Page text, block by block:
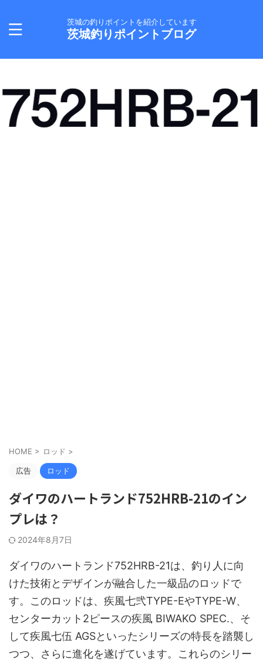
茨城の釣りポイントを紹介しています
茨城釣りポイントブログ
HOME > ロッド >
広告 ロッド
ダイワのハートランド752HRB-21のイン
プレは？
2024年8月7日
ダイワのハートランド752HRB-21は、釣り人に向
けた技術とデザインが融合した一級品のロッドで
す。このロッドは、疾風七弐TYPE-EやTYPE-W、
センターカット2ピースの疾風 BIWAKO SPEC.、そ
して疾風七伍 AGSといったシリーズの特長を踏襲し
つつ、さらに進化を遂げています。これらのシリー